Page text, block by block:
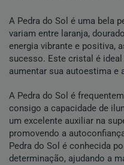
A Pedra do Sol é uma bela
variam entre laranja,
energia vibrante e positiva,
sucesso. Este cristal é
aumentar sua autoestima e
A Pedra do Sol é
consigo a capacidade de
um excelente auxiliar na
promovendo a
Pedra do Sol é conhecida
determinação, ajudando a